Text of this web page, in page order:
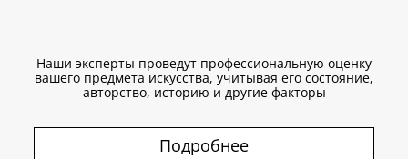
Наши эксперты проведут профессиональную оценку
вашего предмета искусства, учитывая его состояние,
авторство, историю и другие факторы
Подробнее